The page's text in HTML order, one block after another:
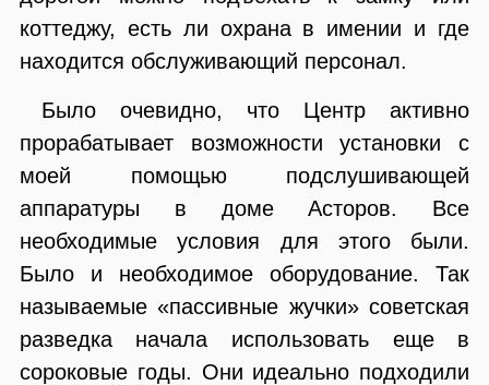
коттеджу, есть ли охрана в имении и где
находится обслуживающий персонал.
Было очевидно, что Центр активно
прорабатывает возможности установки с
моей помощью подслушивающей
аппаратуры в доме Асторов. Все
необходимые условия для этого были.
Было и необходимое оборудование. Так
называемые «пассивные жучки» советская
разведка начала использовать еще в
сороковые годы. Они идеально подходили